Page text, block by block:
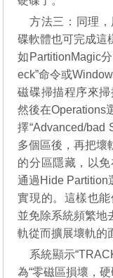
方法三：同理，
碟軟體也可完成這
如PartitionMagic
eck”命令或
磁碟掃描程序來
然後在Operations
擇“Advanced/bad
多個區後，再把壞
的分區隱藏，以
通過Hide Partition
實現的。這樣也
並免除系統頻繁地
軌從而擴展壞軌的
系統顯示
為“零磁區損壞，